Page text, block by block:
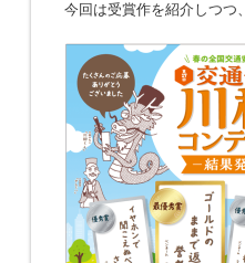
今回は受賞作を紹介しつつ